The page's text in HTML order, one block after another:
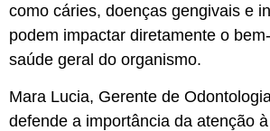
como cáries, doenças gengivais e
podem impactar diretamente o
saúde geral do organismo.
Mara Lucia, Gerente de
defende a importância da atenção